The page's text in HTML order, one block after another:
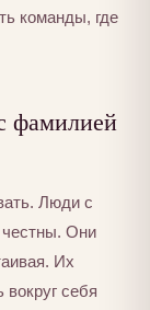
команды, где
фамилией
Люди с
Они
Их
вокруг себя